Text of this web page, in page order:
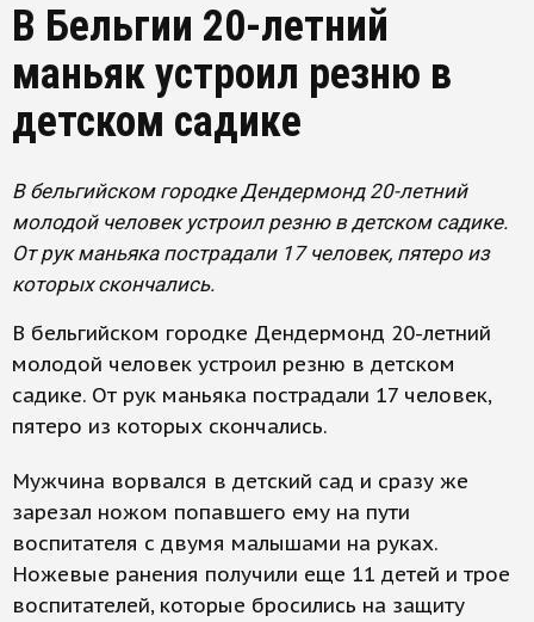
В Бельгии 20-летний
маньяк устроил резню в
детском садике
В бельгийском городке Дендермонд 20-летний
молодой человек устроил резню в детском садике.
От рук маньяка пострадали 17 человек, пятеро из
которых скончались.
В бельгийском городке Дендермонд 20-летний
молодой человек устроил резню в детском
садике. От рук маньяка пострадали 17 человек,
пятеро из которых скончались.
Мужчина ворвался в детский сад и сразу же
зарезал ножом попавшего ему на пути
воспитателя с двумя малышами на руках.
Ножевые ранения получили еще 11 детей и трое
воспитателей, которые бросились на защиту